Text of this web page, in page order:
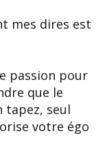
mes dires est
passion pour
que le
tapez, seul
votre égo